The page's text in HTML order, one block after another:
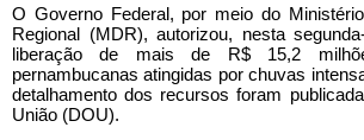
O Governo Federal, por meio do
Regional (MDR), autorizou, nesta
liberação de mais de R$ 15,2
pernambucanas atingidas por chuvas
detalhamento dos recursos foram
União (DOU).